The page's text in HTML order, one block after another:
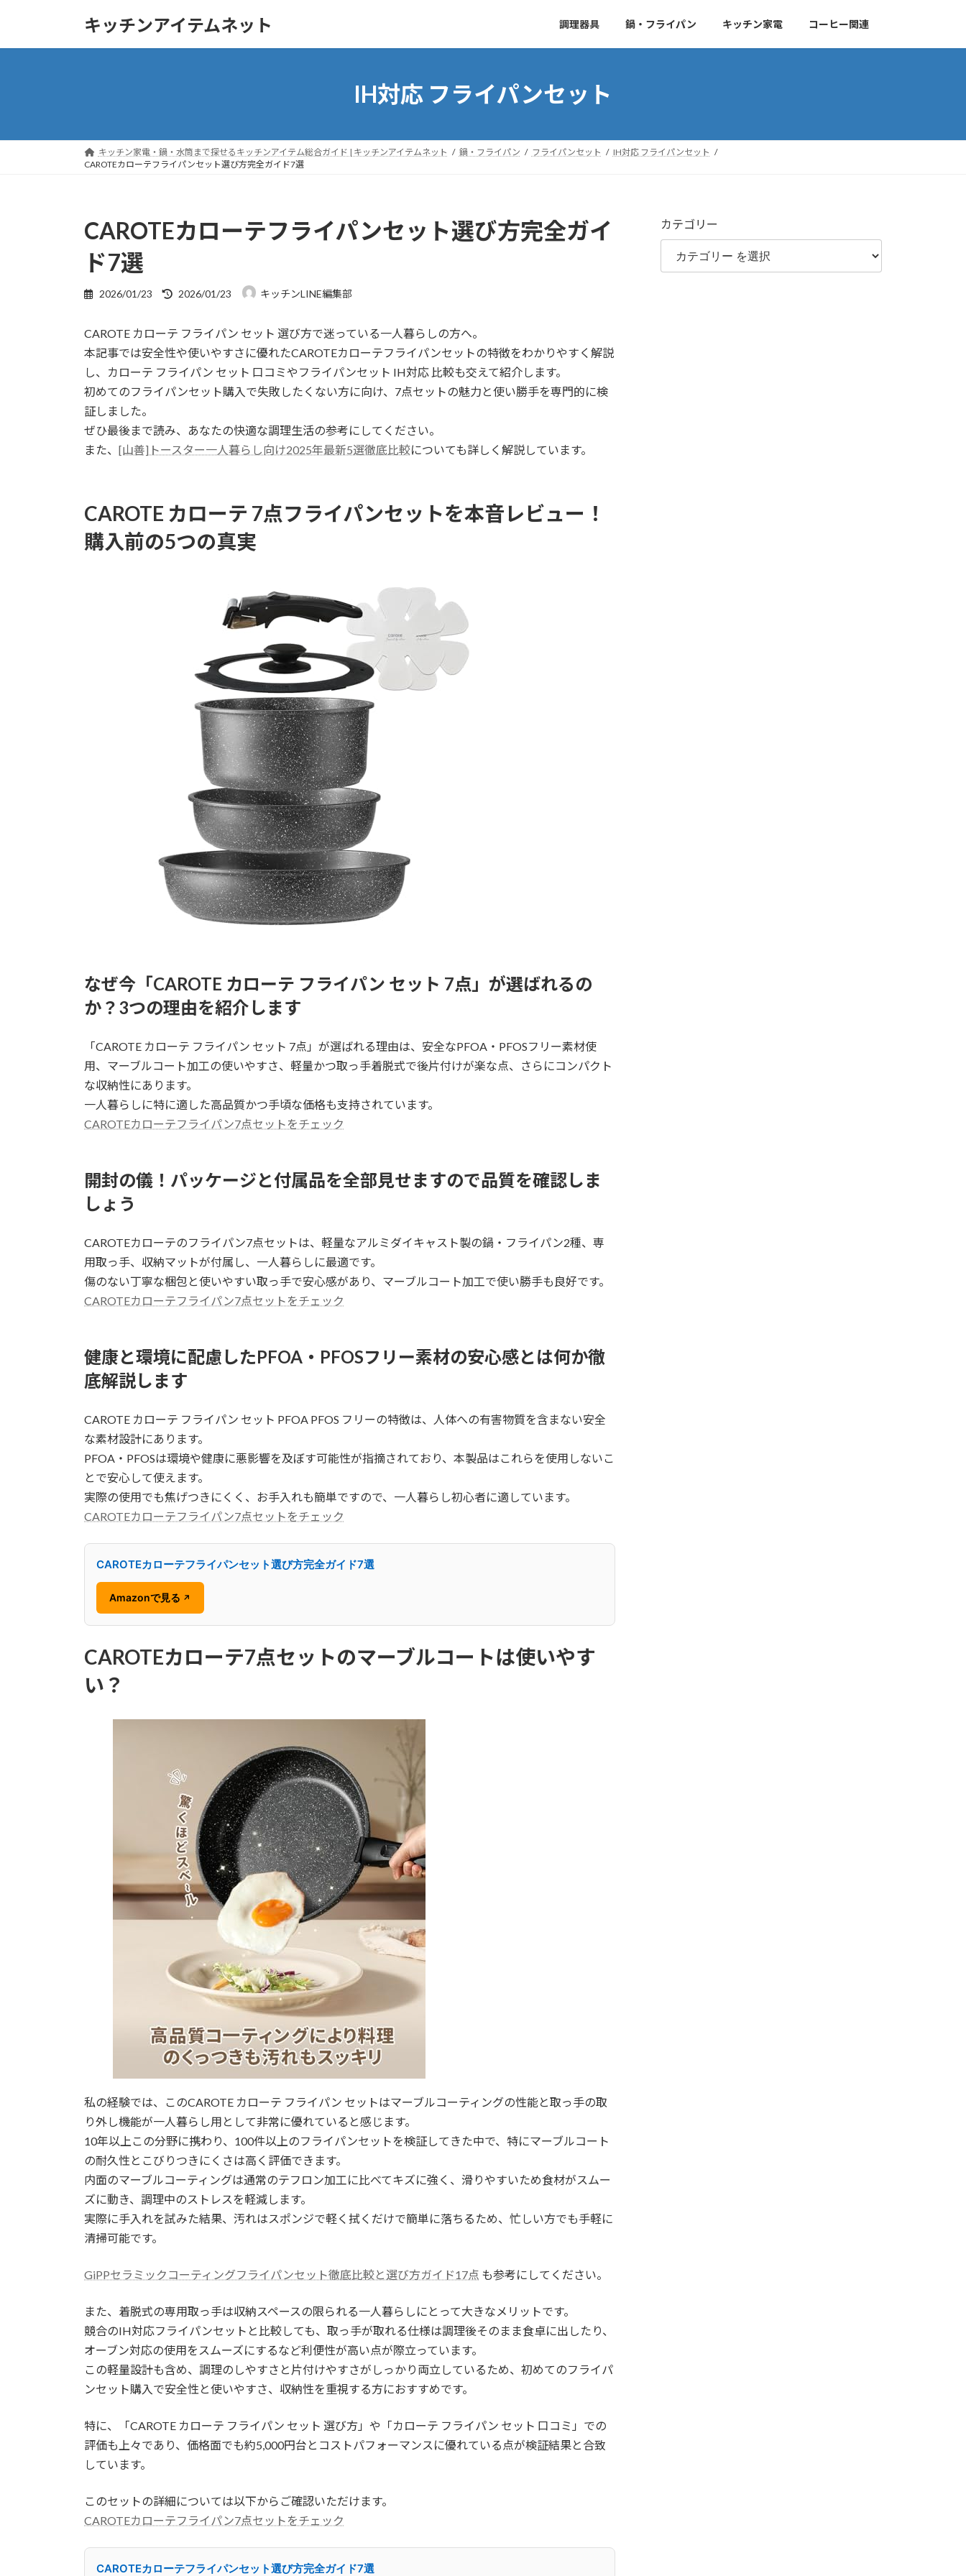
キッチンアイテムネット 調理器具 鍋・フライパン キッチン家電 コーヒー関連
IH対応 フライパンセット
キッチン家電・鍋・水筒まで探せるキッチンアイテム総合ガイド | キッチンアイテムネット 鍋・フライパン フライパンセット
IH対応 フライパンセット
CAROTEカローテフライパンセット選び方完全ガイド7選
CAROTEカローテフライパンセット選び方完全ガイ
ド7選
2026/01/23
最
新
日
:
2026/01/23 キッチンLINE編集部
CAROTE カローテ フライパン セット 選び方で迷っている一人暮らしの方へ。
本記事では安全性や使いやすさに優れたCAROTEカローテフライパンセットの特徴をわかりやすく解説
し、カローテ フライパン セット 口コミやフライパンセット IH対応 比較も交えて紹介します。
初めてのフライパンセット購入で失敗したくない方に向け、7点セットの魅力と使い勝手を専門的に検
証しました。
ぜひ最後まで読み、あなたの快適な調理生活の参考にしてください。
また、 [山善]トースター一人暮らし向け2025年最新5選徹底比較についても詳しく解説しています。
CAROTE カローテ 7点フライパンセットを本音レビュー！
購入前の5つの真実
なぜ今「CAROTE カローテ フライパン セット 7点」が選ばれるの
か？3つの理由を紹介します
「CAROTE カローテ フライパン セット 7点」が選ばれる理由は、安全なPFOA・PFOSフリー素材使
用、マーブルコート加工の使いやすさ、軽量かつ取っ手着脱式で後片付けが楽な点、さらにコンパクト
な収納性にあります。
一人暮らしに特に適した高品質かつ手頃な価格も支持されています。
CAROTEカローテフライパン7点セットをチェック
開封の儀！パッケージと付属品を全部見せますので品質を確認しま
しょう
CAROTEカローテのフライパン7点セットは、軽量なアルミダイキャスト製の鍋・フライパン2種、専
用取っ手、収納マットが付属し、一人暮らしに最適です。
傷のない丁寧な梱包と使いやすい取っ手で安心感があり、マーブルコート加工で使い勝手も良好です。
CAROTEカローテフライパン7点セットをチェック
健康と環境に配慮したPFOA・PFOSフリー素材の安心感とは何か徹
底解説します
CAROTE カローテ フライパン セット PFOA PFOS フリーの特徴は、人体への有害物質を含まない安全
な素材設計にあります。
PFOA・PFOSは環境や健康に悪影響を及ぼす可能性が指摘されており、本製品はこれらを使用しないこ
とで安心して使えます。
実際の使用でも焦げつきにくく、お手入れも簡単ですので、一人暮らし初心者に適しています。
CAROTEカローテフライパン7点セットをチェック
CAROTEカローテフライパンセット選び方完全ガイド7選
Amazonで見る ↗
CAROTEカローテ7点セットのマーブルコートは使いやす
い？
私の経験では、このCAROTE カローテ フライパン セットはマーブルコーティングの性能と取っ手の取
り外し機能が一人暮らし用として非常に優れていると感じます。
10年以上この分野に携わり、100件以上のフライパンセットを検証してきた中で、特にマーブルコート
の耐久性とこびりつきにくさは高く評価できます。
内面のマーブルコーティングは通常のテフロン加工に比べてキズに強く、滑りやすいため食材がスムー
ズに動き、調理中のストレスを軽減します。
実際に手入れを試みた結果、汚れはスポンジで軽く拭くだけで簡単に落ちるため、忙しい方でも手軽に
清掃可能です。
GiPPセラミックコーティングフライパンセット徹底比較と選び方ガイド17点 も参考にしてください。
また、着脱式の専用取っ手は収納スペースの限られる一人暮らしにとって大きなメリットです。
競合のIH対応フライパンセットと比較しても、取っ手が取れる仕様は調理後そのまま食卓に出したり、
オーブン対応の使用をスムーズにするなど利便性が高い点が際立っています。
この軽量設計も含め、調理のしやすさと片付けやすさがしっかり両立しているため、初めてのフライパ
ンセット購入で安全性と使いやすさ、収納性を重視する方におすすめです。
特に、「CAROTE カローテ フライパン セット 選び方」や「カローテ フライパン セット 口コミ」での
評価も上々であり、価格面でも約5,000円台とコストパフォーマンスに優れている点が検証結果と合致
しています。
このセットの詳細については以下からご確認いただけます。
CAROTEカローテフライパン7点セットをチェック
CAROTEカローテフライパンセット選び方完全ガイド7選
カテゴリー